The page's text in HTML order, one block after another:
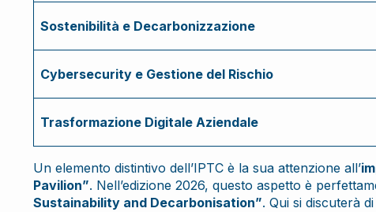
Sostenibilità e Decarbonizzazione
Cybersecurity e Gestione del Rischio
Trasformazione Digitale Aziendale
Un elemento distintivo dell’IPTC è la sua attenzione all’
Pavilion”. Nell’edizione 2026, questo aspetto è
Sustainability and Decarbonisation”. Qui si discuterà